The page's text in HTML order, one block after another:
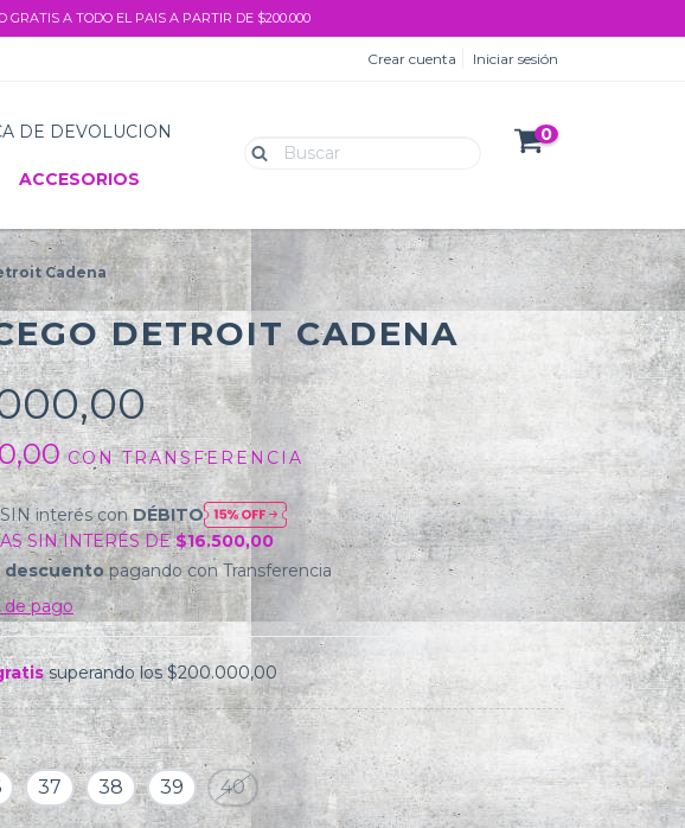
A TODO EL PAIS A PARTIR DE $200.000
Crear cuenta Iniciar sesión
DE DEVOLUCION
ACCESORIOS
0
Cadena
DETROIT CADENA
CON TRANSFERENCIA
interés con DÉBITO
SIN INTERÉS DE$16.500,00
descuentopagando con Transferencia
de pago
superando los$200.000,00
37 38 39 40